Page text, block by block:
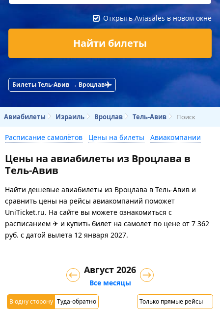
Открыть Aviasales в новом окне
Найти билеты
Билеты Тель-Авив → Вроцлав
Авиабилеты Израиль Вроцлав Тель-Авив Поиск
Расписание самолётов Цены на билеты Авиакомпании
Цены на авиабилеты из Вроцлава в
Тель-Авив
Найти дешевые авиабилеты из Вроцлава в Тель-Авив и
сравнить цены на рейсы авиакомпаний поможет
UniTicket.ru. На сайте вы можете ознакомиться с
расписанием ✈ и купить билет на самолет по цене от 7 362
руб. с датой вылета 12 января 2027.
В одну сторону Туда-обратно Только прямые рейсы
Август 2026
Все месяцы